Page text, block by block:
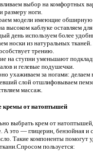
выбор на комфортных
размеру ноги.
модели имеющие обширную
высоком каблуке оставляем
день используем более
носки из натуральных
трению.
на ступни уменьшают
и гелевые подушечки.
ухаживаем за ногами:
слой отшлифовываем
массаж.
кремы от натоптышей
выбрать крем от натоптышей,
А это — глицерин, бензойная и
Такие компоненты помогут
пользуется: